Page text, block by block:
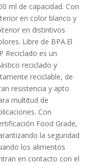
ml de capacidad. Con
en color blanco y
en distintivos
Libre de BPA.El
Reciclado es un
reciclado y
reciclable, de
resistencia y apto
multitud de
Con
Food Grade,
la seguridad
los alimentos
en contacto con el